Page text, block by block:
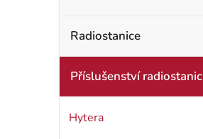
r
a
n
r
e
Radiostanice
Příslušenství radiostanic
Hytera